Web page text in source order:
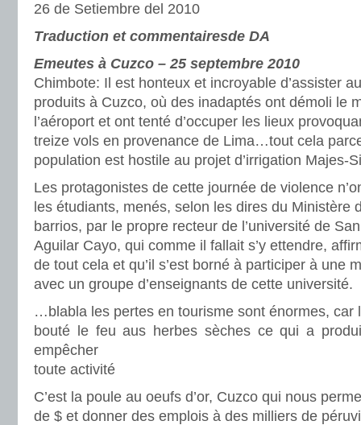
26 de Setiembre del 2010
Traduction et commentairesde DA
Emeutes à Cuzco – 25 septembre 2010
Chimbote: Il est honteux et incroyable d’assister
produits à Cuzco, où des inadaptés ont démoli le
l’aéroport et ont tenté d’occuper les lieux
treize vols en provenance de Lima…tout cela
population est hostile au projet d’irrigation Majes-
Les protagonistes de cette journée de violence
les étudiants, menés, selon les dires du Ministère
barrios, par le propre recteur de l’université de
Aguilar Cayo, qui comme il fallait s’y ettendre,
de tout cela et qu’il s’est borné à participer à une
avec un groupe d’enseignants de cette université.
…blabla les pertes en tourisme sont énormes, car
bouté le feu aus herbes sèches ce qui a
empêcher
toute activité
C’est la poule au oeufs d’or, Cuzco qui nous
de $ et donner des emplois à des milliers de